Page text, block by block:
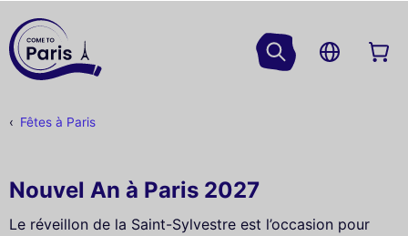
Fêtes à Paris
Nouvel An à Paris 2027
Le réveillon de la Saint-Sylvestre est l’occasion pour